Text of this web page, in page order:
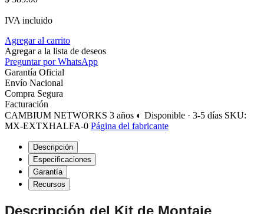
IVA incluido
Agregar al carrito
Agregar a la lista de deseos
Preguntar por WhatsApp
Garantía Oficial
Envío Nacional
Compra Segura
Facturación
CAMBIUM NETWORKS 3 años ◐ Disponible · 3-5 días SKU:
MX-EXTXHALFA-0 Página del fabricante
Descripción
Especificaciones
Garantía
Recursos
Descripción del Kit de Montaje